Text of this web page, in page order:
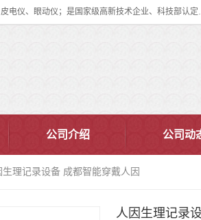
眼动仪多少钱?北京津发科技股份有限公司主营：事件相关电位仪、生
公司介绍 公司动
理记录设备 成都智能穿戴人因
人因生理记录